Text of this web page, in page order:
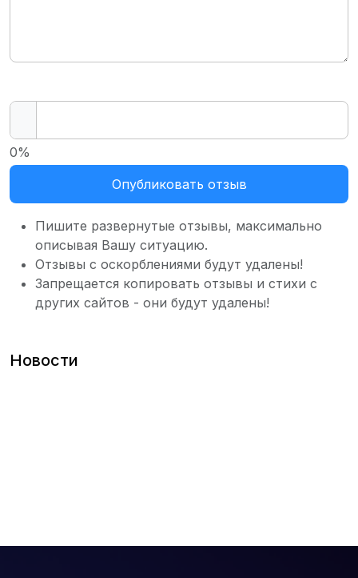
Опубликовать отзыв
0%
Пишите развернутые отзывы, максимально
описывая Вашу ситуацию.
Отзывы с оскорблениями будут удалены!
Запрещается копировать отзывы и стихи с
других сайтов - они будут удалены!
Новости